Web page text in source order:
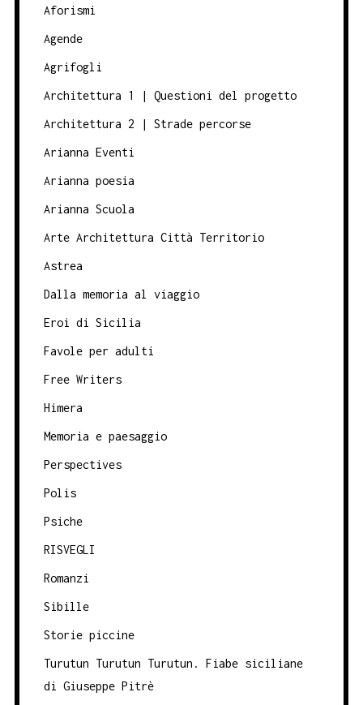
Aforismi
Agende
Agrifogli
Architettura 1 | Questioni del progetto
Architettura 2 | Strade percorse
Arianna Eventi
Arianna poesia
Arianna Scuola
Arte Architettura Città Territorio
Astrea
Dalla memoria al viaggio
Eroi di Sicilia
Favole per adulti
Free Writers
Himera
Memoria e paesaggio
Perspectives
Polis
Psiche
RISVEGLI
Romanzi
Sibille
Storie piccine
Turutun Turutun Turutun. Fiabe siciliane
di Giuseppe Pitrè